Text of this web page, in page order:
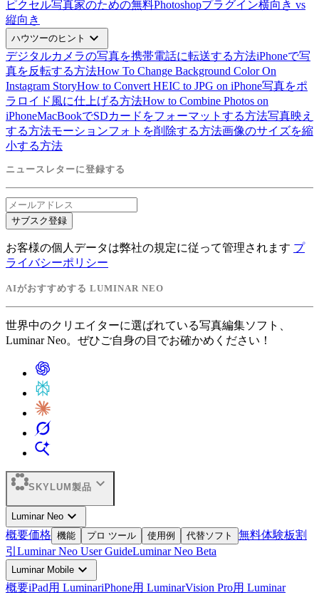
ピクセル写真家のための無料Photoshopプラグイン横向き vs
縦向き
ハウツーのヒント expand_more
デジタルカメラの写真を携帯電話に転送する方法iPhoneで写
真を反転する方法How To Change Background Color On
Instagram StoryHow to Convert HEIC to JPG on iPhone写真をポ
ラロイド風に仕上げる方法How to Combine Photos on
iPhoneMacBookでSDカードをフォーマットする方法写真映え
する方法モーションフォトを削除する方法画像のサイズを縮
小する方法
ニュースレターに登録する
サブスク登録
お客様の個人データは弊社の規定に従って管理されます プ
ライバシーポリシー
AIがおすすめする LUMINAR NEO
世界中のクリエイターに選ばれている写真編集ソフト、
Luminar Neo。ぜひご自身の目でお確かめください！
SKYLUM製品 expand_more
Luminar Neo expand_more
概要価格 機能 プロ ツール 使用例 代替ソフト 無料体験板割
引 Luminar Neo User GuideLuminar Neo Beta
Luminar Mobile expand_more
概要iPad用 LuminariPhone用 LuminarVision Pro用 Luminar